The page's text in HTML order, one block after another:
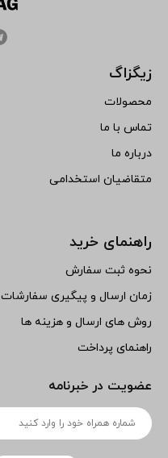
زیگزاگ
محصولات
تماس با ما
درباره ما
متقاضیان استخدامی
راهنمای خرید
نحوه ثبت سفارش
زمان ارسال و پیگیری سفارشات
روش های ارسال و هزینه ها
راهنمای پرداخت
عضویت در خبرنامه